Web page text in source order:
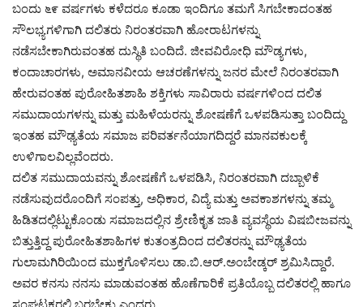
ಬಂದು ೬೯ ವರ್ಷಗಳು ಕಳೆದರೂ ಕೂಡಾ ಇಂದಿಗೂ ತಮಗೆ ಸಿಗಬೇಕಾದಂತಹ
ಸೌಲಭ್ಯಗಳಿಗಾಗಿ ದಲಿತರು ನಿರಂತರವಾಗಿ ಹೋರಾಟಗಳನ್ನು
ನಡೆಸಬೇಕಾಗಿರುವಂತಹ ದುಸ್ಥಿತಿ ಬಂದಿದೆ. ಜೀವವಿರೋಧಿ ಮೌಡ್ಯಗಳು,
ಕಂದಾಚಾರಗಳು, ಅಮಾನವೀಯ ಆಚರಣೆಗಳನ್ನು ಜನರ ಮೇಲೆ ನಿರಂತರವಾಗಿ
ಹೇರುವಂತಹ ಪುರೋಹಿತಶಾಹಿ ಶಕ್ತಿಗಳು ಸಾವಿರಾರು ವರ್ಷಗಳಿಂದ ದಲಿತ
ಸಮುದಾಯಗಳನ್ನು ಮತ್ತು ಮಹಿಳೆಯರನ್ನು ಶೋಷಣೆಗೆ ಒಳಪಡಿಸುತ್ತಾ ಬಂದಿದ್ದು
ಇಂತಹ ಮೌಢ್ಯತೆಯ ಸಮಾಜ ಪರಿವರ್ತನೆಯಾಗದಿದ್ದರೆ ಮಾನವಕುಲಕ್ಕೆ
ಉಳಿಗಾಲವಿಲ್ಲವೆಂದರು.
ದಲಿತ ಸಮುದಾಯವನ್ನು ಶೋಷಣೆಗೆ ಒಳಪಡಿಸಿ, ನಿರಂತರವಾಗಿ ದಬ್ಬಾಳಿಕೆ
ನಡೆಸುವುದರೊಂದಿಗೆ ಸಂಪತ್ತು, ಅಧಿಕಾರ, ವಿದ್ಯೆ ಮತ್ತು ಅವಕಾಶಗಳನ್ನು ತಮ್ಮ
ಹಿಡಿತದಲ್ಲಿಟ್ಟುಕೊಂಡು ಸಮಾಜದಲ್ಲಿನ ಶ್ರೇಣಿಕೃತ ಜಾತಿ ವ್ಯವಸ್ಥೆಯ ವಿಷಬೀಜವನ್ನು
ಬಿತ್ತುತ್ತಿದ್ದ ಪುರೋಹಿತಶಾಹಿಗಳ ಕುತಂತ್ರದಿಂದ ದಲಿತರನ್ನು ಮೌಢ್ಯತೆಯ
ಗುಲಾಮಗಿರಿಯಿಂದ ಮುಕ್ತಗೊಳಿಸಲು ಡಾ.ಬಿ.ಆರ್.ಅಂಬೇಡ್ಕರ್ ಶ್ರಮಿಸಿದ್ದಾರೆ.
ಅವರ ಕನಸು ನನಸು ಮಾಡುವಂತಹ ಹೊಣೆಗಾರಿಕೆ ಪ್ರತಿಯೊಬ್ಬ ದಲಿತರಲ್ಲಿ ಹಾಗೂ